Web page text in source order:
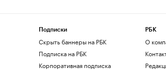
Подписки
Скрыть баннеры на РБК
Подписка на РБК
Корпоративная подписка
РБК
О